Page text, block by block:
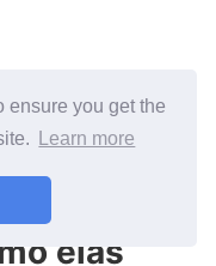
ensure you get the
Learn more
das
pensar
tê-las
elas